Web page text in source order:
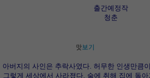
출간예정작
청춘
아버지의 사인은 추락사였다. 허무한 인생만큼
그렇게 세상에서 사라졌다. 술에 취해 집에 돌